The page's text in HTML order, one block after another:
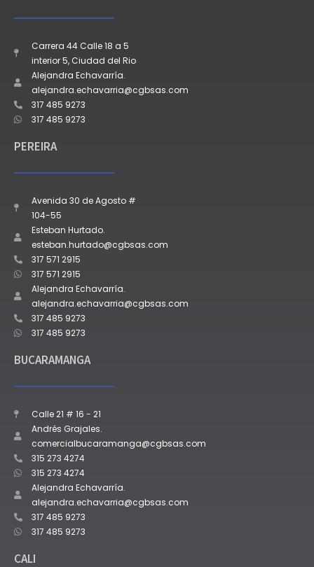
Carrera 44 Calle 18 a 5
interior 5, Ciudad del Rio
Alejandra Echavarría.
alejandra.echavarria@cgbsas.com
317 485 9273
317 485 9273
PEREIRA
Avenida 30 de Agosto #
104-55
Esteban Hurtado.
esteban.hurtado@cgbsas.com
317 571 2915
317 571 2915
Alejandra Echavarría.
alejandra.echavarria@cgbsas.com
317 485 9273
317 485 9273
BUCARAMANGA
Calle 21 # 16 - 21
Andrés Grajales.
comercialbucaramanga@cgbsas.com
315 273 4274
315 273 4274
Alejandra Echavarría.
alejandra.echavarria@cgbsas.com
317 485 9273
317 485 9273
CALI